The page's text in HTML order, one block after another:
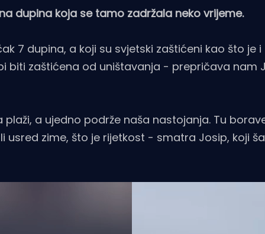
dupina koja se tamo zadržala neko vrijeme.
7 dupina, a koji su svjetski zaštićeni kao što je i
biti zaštićena od uništavanja - prepričava nam
a ujedno podrže naša nastojanja. Tu
zime, što je rijetkost - smatra Josip, koji